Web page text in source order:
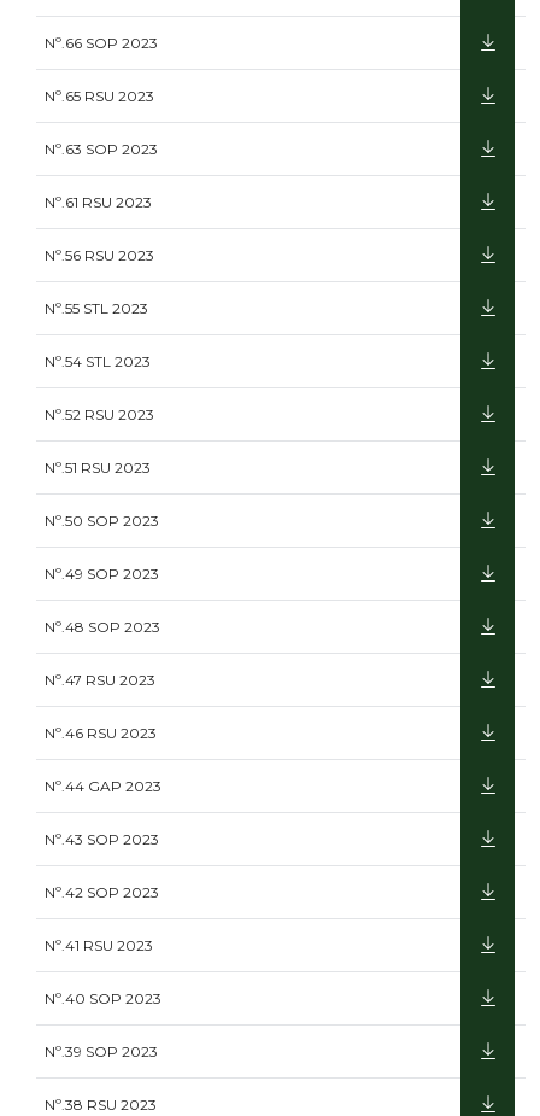
Nº.66 SOP 2023
Nº.65 RSU 2023
Nº.63 SOP 2023
Nº.61 RSU 2023
Nº.56 RSU 2023
Nº.55 STL 2023
Nº.54 STL 2023
Nº.52 RSU 2023
Nº.51 RSU 2023
Nº.50 SOP 2023
Nº.49 SOP 2023
Nº.48 SOP 2023
Nº.47 RSU 2023
Nº.46 RSU 2023
Nº.44 GAP 2023
Nº.43 SOP 2023
Nº.42 SOP 2023
Nº.41 RSU 2023
Nº.40 SOP 2023
Nº.39 SOP 2023
Nº.38 RSU 2023